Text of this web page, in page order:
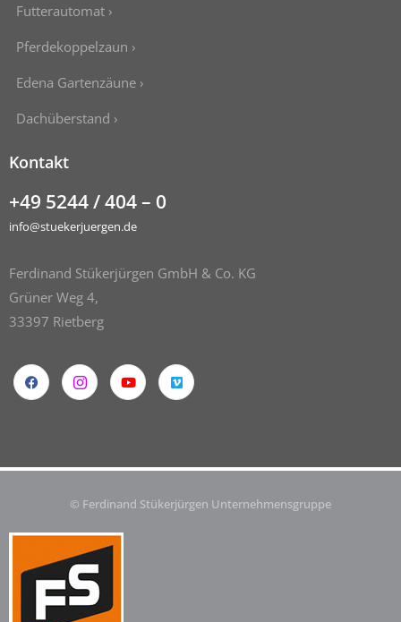
Futterautomat ›
Pferdekoppelzaun ›
Edena Gartenzäune ›
Dachüberstand ›
Kontakt
+49 5244 / 404 – 0
info@stuekerjuergen.de
Ferdinand Stükerjürgen GmbH & Co. KG
Grüner Weg 4,
33397 Rietberg
© Ferdinand Stükerjürgen Unternehmensgruppe